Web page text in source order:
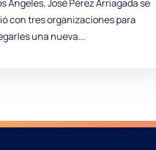
Ángeles, José Pérez Arriagada se
con tres organizaciones para
una nueva...